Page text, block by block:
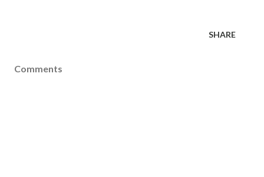
SHARE
Comments